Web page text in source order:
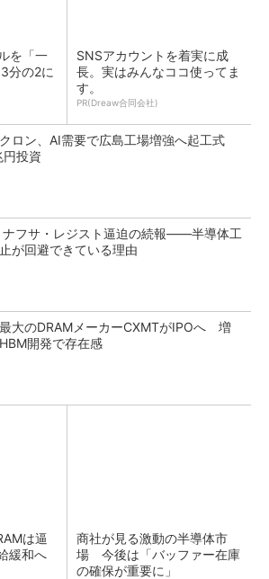
を「一
分の2に
SNSアカウントを着実に成
長。実はみんなココ使ってま
す。
PR(Dreaw合同会社)
ロン、AI需要で広島工場増強へ起工式
円投資
ナフサ・レジスト逼迫の続報――半導体工
が回避できている理由
大のDRAMメーカーCXMTがIPOへ 増
開発で存在感
は逼
緩和へ
商社が見る激動の半導体市
場 今後は「バッファー在庫
の確保が重要に」